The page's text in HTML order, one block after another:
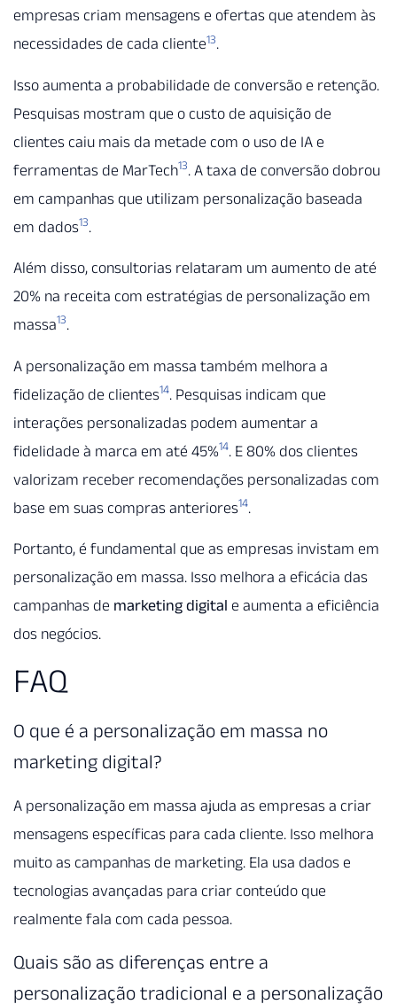
empresas criam mensagens e ofertas que atendem às
necessidades de cada cliente13.
Isso aumenta a probabilidade de conversão e retenção.
Pesquisas mostram que o custo de aquisição de
clientes caiu mais da metade com o uso de IA e
ferramentas de MarTech13. A taxa de conversão dobrou
em campanhas que utilizam personalização baseada
em dados13.
Além disso, consultorias relataram um aumento de até
20% na receita com estratégias de personalização em
massa13.
A personalização em massa também melhora a
fidelização de clientes14. Pesquisas indicam que
interações personalizadas podem aumentar a
fidelidade à marca em até 45%14. E 80% dos clientes
valorizam receber recomendações personalizadas com
base em suas compras anteriores14.
Portanto, é fundamental que as empresas invistam em
personalização em massa. Isso melhora a eficácia das
campanhas de marketing digital e aumenta a eficiência
dos negócios.
FAQ
O que é a personalização em massa no
marketing digital?
A personalização em massa ajuda as empresas a criar
mensagens específicas para cada cliente. Isso melhora
muito as campanhas de marketing. Ela usa dados e
tecnologias avançadas para criar conteúdo que
realmente fala com cada pessoa.
Quais são as diferenças entre a
personalização tradicional e a personalização